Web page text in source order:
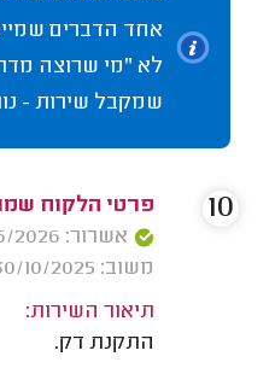
אחד הדברים
לא "מי שרוצה
שמקבל שירות -
פרטי הלקוח
אשרור: 24/06/2026
משוב: 30/10/2025
תיאור השירות:
התקנת דק.
10